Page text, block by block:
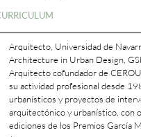
Arquitecto, Universidad de
Architecture in Urban Design,
Arquitecto cofundador de
su actividad profesional desde
urbanísticos y proyectos de
arquitectónico y urbanístico, con
ediciones de los Premios García